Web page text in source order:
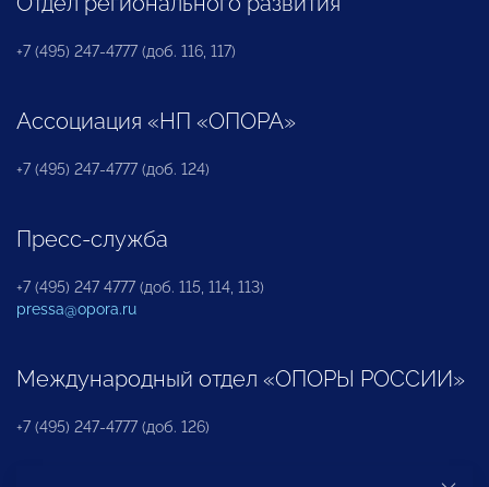
+7 (495) 247-4777 (доб. 116, 117)
Ассоциация «НП «ОПОРА»
+7 (495) 247-4777 (доб. 124)
Пресс-служба
+7 (495) 247 4777 (доб. 115, 114, 113)
pressa@opora.ru
Международный отдел «ОПОРЫ РОССИИ»
+7 (495) 247-4777 (доб. 126)